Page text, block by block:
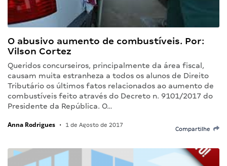
O abusivo aumento de combustíveis. Por:
Vilson Cortez
Queridos concurseiros, principalmente da área fiscal,
causam muita estranheza a todos os alunos de Direito
Tributário os últimos fatos relacionados ao aumento de
combustíveis feito através do Decreto n. 9101/2017 do
Presidente da República. O…
Anna Rodrigues • 1 de Agosto de 2017
Compartilhe